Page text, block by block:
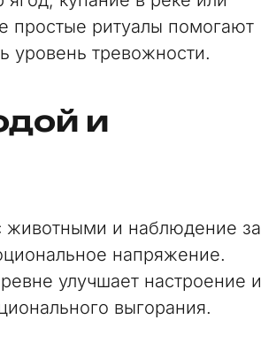
простые ритуалы помогают
уровень тревожности.
и
животными и наблюдение за
напряжение.
улучшает настроение и
выгорания.